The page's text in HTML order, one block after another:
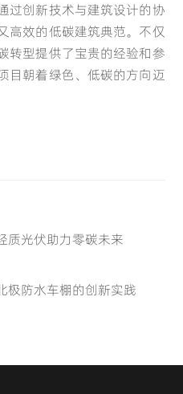
过创新技术与建筑设计的协
高效的低碳建筑典范。不仅
转型提供了宝贵的经验和参
目朝着绿色、低碳的方向迈
质光伏助力零碳未来
极防水车棚的创新实践